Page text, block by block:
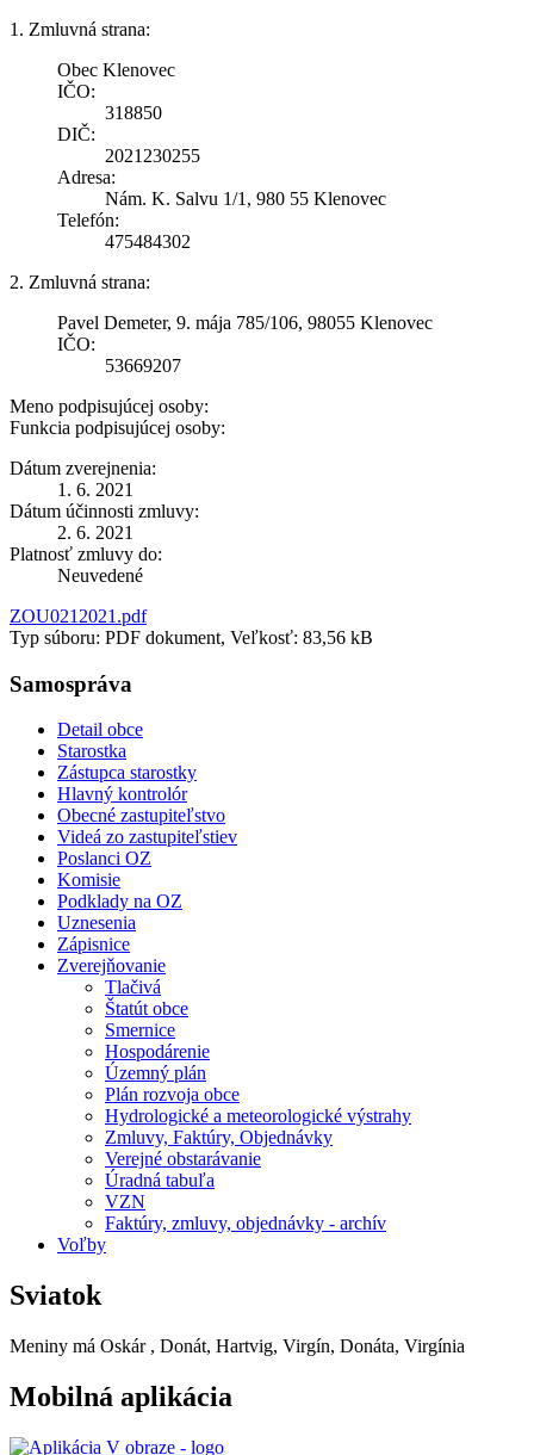
1. Zmluvná strana:
Obec Klenovec
IČO:
318850
DIČ:
2021230255
Adresa:
Nám. K. Salvu 1/1, 980 55 Klenovec
Telefón:
475484302
2. Zmluvná strana:
Pavel Demeter, 9. mája 785/106, 98055 Klenovec
IČO:
53669207
Meno podpisujúcej osoby:
Funkcia podpisujúcej osoby:
Dátum zverejnenia:
1. 6. 2021
Dátum účinnosti zmluvy:
2. 6. 2021
Platnosť zmluvy do:
Neuvedené
ZOU0212021.pdf
Typ súboru: PDF dokument, Veľkosť: 83,56 kB
Samospráva
Detail obce
Starostka
Zástupca starostky
Hlavný kontrolór
Obecné zastupiteľstvo
Videá zo zastupiteľstiev
Poslanci OZ
Komisie
Podklady na OZ
Uznesenia
Zápisnice
Zverejňovanie
Tlačivá
Štatút obce
Smernice
Hospodárenie
Územný plán
Plán rozvoja obce
Hydrologické a meteorologické výstrahy
Zmluvy, Faktúry, Objednávky
Verejné obstarávanie
Úradná tabuľa
VZN
Faktúry, zmluvy, objednávky - archív
Voľby
Sviatok
Meniny má Oskár , Donát, Hartvig, Virgín, Donáta, Virgínia
Mobilná aplikácia